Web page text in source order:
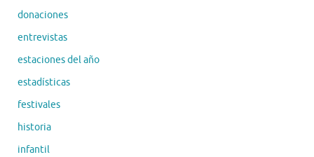
donaciones
entrevistas
estaciones del año
estadísticas
festivales
historia
infantil